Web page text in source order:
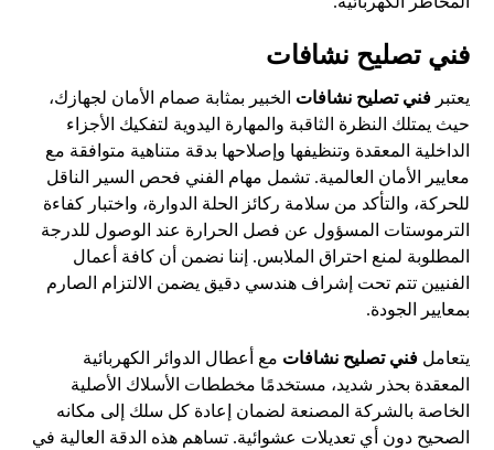
فني تصليح نشافات
يعتبرفني تصليح نشافات الخبير بمثابة صمام الأمان لجهازك،
حيث يمتلك النظرة الثاقبة والمهارة اليدوية لتفكيك الأجزاء
الداخلية المعقدة وتنظيفها وإصلاحها بدقة متناهية متوافقة مع
معايير الأمان العالمية. تشمل مهام الفني فحص السير الناقل
للحركة، والتأكد من سلامة ركائز الحلة الدوارة، واختبار كفاءة
الترموستات المسؤول عن فصل الحرارة عند الوصول للدرجة
المطلوبة لمنع احتراق الملابس. إننا نضمن أن كافة أعمال
الفنيين تتم تحت إشراف هندسي دقيق يضمن الالتزام الصارم
بمعايير الجودة.
يتعاملفني تصليح نشافات مع أعطال الدوائر الكهربائية
المعقدة بحذر شديد، مستخدمًا مخططات الأسلاك الأصلية
الخاصة بالشركة المصنعة لضمان إعادة كل سلك إلى مكانه
الصحيح دون أي تعديلات عشوائية. تساهم هذه الدقة العالية في